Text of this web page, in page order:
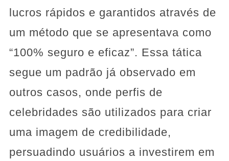
lucros rápidos e garantidos através de
um método que se apresentava como
“100% seguro e eficaz”. Essa tática
segue um padrão já observado em
outros casos, onde perfis de
celebridades são utilizados para criar
uma imagem de credibilidade,
persuadindo usuários a investirem em